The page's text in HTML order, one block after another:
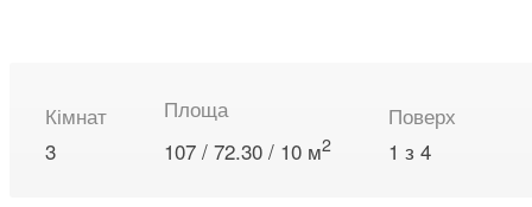
Кімнат
3
Площа
107 / 72.30 / 10 м2
Поверх
1 з 4